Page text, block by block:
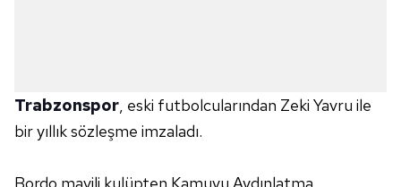
Trabzonspor, eski futbolcularından Zeki Yavru ile
bir yıllık sözleşme imzaladı.